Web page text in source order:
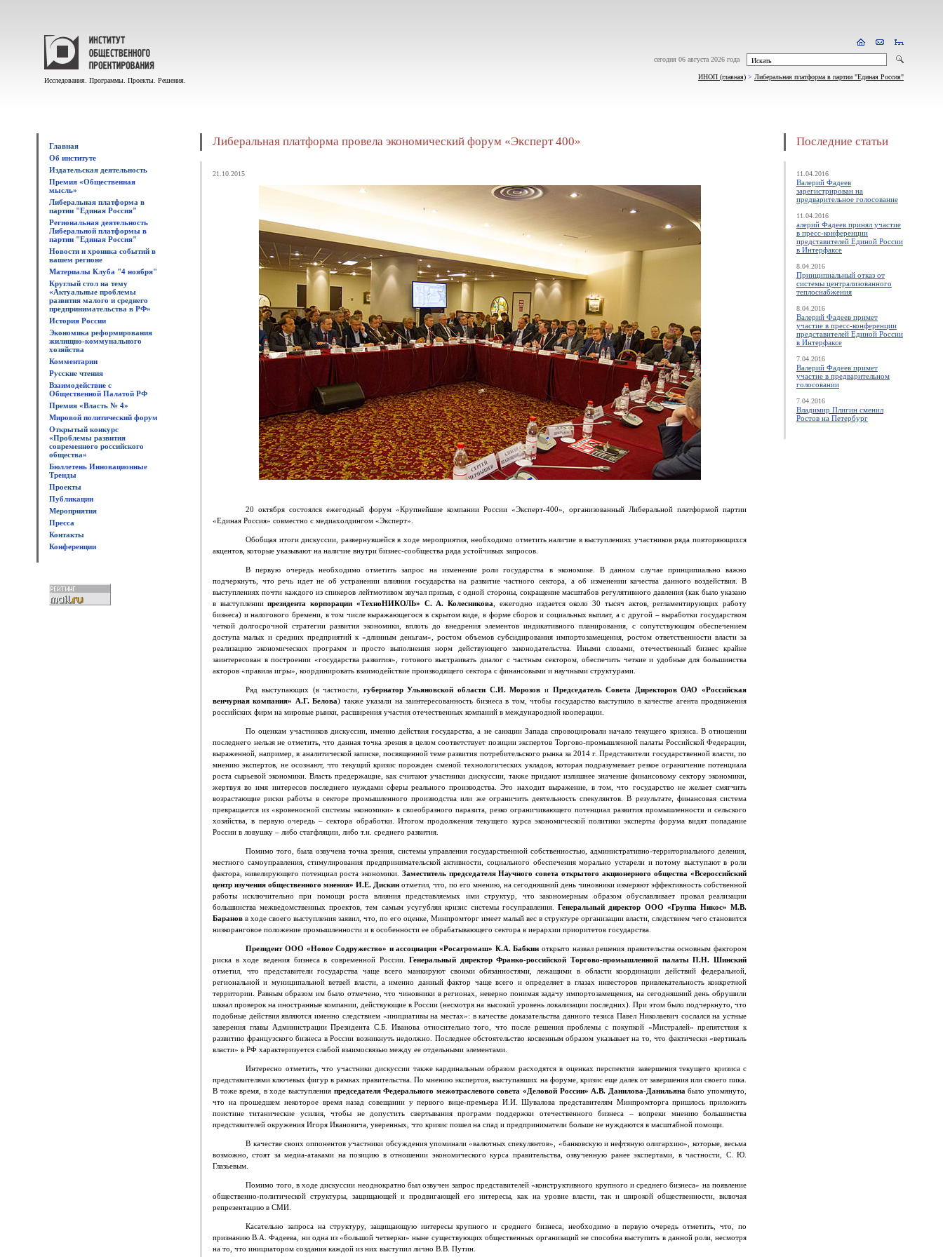
Исследования. Программы. Проекты. Решения.
сегодня 06 августа 2026 года
ИНОП (главная) > Либеральная платформа в партии "Единая Россия"
Главная
Об институте
Издательская деятельность
Премия «Общественная
мысль»
Либеральная платформа в
партии "Единая Россия"
Региональная деятельность
Либеральной платформы в
партии "Единая Россия"
Новости и хроника событий в
вашем регионе
Материалы Клуба "4 ноября"
Круглый стол на тему
«Актуальные проблемы
развития малого и среднего
предпринимательства в РФ»
История России
Экономика реформирования
жилищно-коммунального
хозяйства
Комментарии
Русские чтения
Взаимодействие с
Общественной Палатой РФ
Премия «Власть № 4»
Мировой политический форум
Открытый конкурс
«Проблемы развития
современного российского
общества»
Бюллетень Инновационные
Тренды
Проекты
Публикации
Мероприятия
Пресса
Контакты
Конференции
Либеральная платформа провела экономический форум «Эксперт 400»
21.10.2015
20 октября состоялся ежегодный форум «Крупнейшие компании России «Эксперт-400», организованный Либеральной платформой партии
«Единая Россия» совместно с медиахолдингом «Эксперт».
Обобщая итоги дискуссии, развернувшейся в ходе мероприятия, необходимо отметить наличие в выступлениях участников ряда повторяющихся
акцентов, которые указывают на наличие внутри бизнес-сообщества ряда устойчивых запросов.
В первую очередь необходимо отметить запрос на изменение роли государства в экономике. В данном случае принципиально важно
подчеркнуть, что речь идет не об устранении влияния государства на развитие частного сектора, а об изменении качества данного воздействия. В
выступлениях почти каждого из спикеров лейтмотивом звучал призыв, с одной стороны, сокращение масштабов регулятивного давления (как было указано
в выступлениипрезидента корпорации «ТехноНИКОЛЬ» С. А. Колесникова , ежегодно издается около 30 тысяч актов, регламентирующих работу
бизнеса) и налогового бремени, в том числе выражающегося в скрытом виде, в форме сборов и социальных выплат, а с другой – выработки государством
четкой долгосрочной стратегии развития экономики, вплоть до внедрения элементов индикативного планирования, с сопутствующим обеспечением
доступа малых и средних предприятий к «длинным деньгам», ростом объемов субсидирования импортозамещения, ростом ответственности власти за
реализацию экономических программ и просто выполнения норм действующего законодательства. Иными словами, отечественный бизнес крайне
заинтересован в построении «государства развития», готового выстраивать диалог с частным сектором, обеспечить четкие и удобные для большинства
акторов «правила игры», координировать взаимодействие производящего сектора с финансовыми и научными структурами.
Ряд выступающих (в частности, губернатор Ульяновской области С.И. Морозов и Председатель Совета Директоров ОАО «Российская
венчурная компания» А.Г. Белова) также указали на заинтересованность бизнеса в том, чтобы государство выступило в качестве агента продвижения
российских фирм на мировые рынки, расширения участия отечественных компаний в международной кооперации.
По оценкам участников дискуссии, именно действия государства, а не санкции Запада спровоцировали начало текущего кризиса. В отношении
последнего нельзя не отметить, что данная точка зрения в целом соответствует позиции экспертов Торгово-промышленной палаты Российской Федерации,
выраженной, например, в аналитической записке, посвященной теме развития потребительского рынка за 2014 г. Представители государственной власти, по
мнению экспертов, не осознают, что текущий кризис порожден сменой технологических укладов, которая подразумевает резкое ограничение потенциала
роста сырьевой экономики. Власть предержащие, как считают участники дискуссии, также придают излишнее значение финансовому сектору экономики,
жертвуя во имя интересов последнего нуждами сферы реального производства. Это находит выражение, в том, что государство не желает смягчить
возрастающие риски работы в секторе промышленного производства или же ограничить деятельность спекулянтов. В результате, финансовая система
превращается из «кровеносной системы экономики» в своеобразного паразита, резко ограничивающего потенциал развития промышленности и сельского
хозяйства, в первую очередь – сектора обработки. Итогом продолжения текущего курса экономической политики эксперты форума видят попадание
России в ловушку – либо стагфляции, либо т.н. среднего развития.
Помимо того, была озвучена точка зрения, системы управления государственной собственностью, административно-территориального деления,
местного самоуправления, стимулирования предпринимательской активности, социального обеспечения морально устарели и потому выступают в роли
фактора, нивелирующего потенциал роста экономики. Заместитель председателя Научного совета открытого акционерного общества «Всероссийский
центр изучения общественного мнения» И.Е. Дискин отметил, что, по его мнению, на сегодняшний день чиновники измеряют эффективность собственной
работы исключительно при помощи роста влияния представляемых ими структур, что закономерным образом обуславливает провал реализации
большинства межведомственных проектов, тем самым усугубляя кризис системы госуправления.Генеральный директор ООО «Группа Никос» М.В.
Баранов в ходе своего выступления заявил, что, по его оценке, Минпромторг имеет малый вес в структуре организации власти, следствием чего становится
низкоранговое положение промышленности и в особенности ее обрабатывающего сектора в иерархии приоритетов государства.
Президент ООО «Новое Содружество» и ассоциации «Росагромаш» К.А. Бабкин открыто назвал решения правительства основным фактором
риска в ходе ведения бизнеса в современной России.Генеральный директор Франко-российской Торгово-промышленной палаты П.Н. Шинский
отметил,
что представители государства чаще всего манкируют своими обязанностями, лежащими в области координации действий федеральной,
региональной и муниципальной ветвей власти, а именно данный фактор чаще всего и определяет в глазах инвесторов привлекательность конкретной
территории. Равным образом им было отмечено, что чиновники в регионах, неверно понимая задачу импортозамещения, на сегодняшний день обрушили
шквал проверок на иностранные компании, действующие в России (несмотря на высокий уровень локализации последних). При этом было подчеркнуто, что
подобные действия являются именно следствием «инициативы на местах»: в качестве доказательства данного тезиса Павел Николаевич сослался на устные
заверения главы Администрации Президента С.Б. Иванова относительно того, что после решения проблемы с покупкой «Мистралей» препятствия к
развитию французского бизнеса в России возникнуть недолжно. Последнее обстоятельство косвенным образом указывает на то, что фактически «вертикаль
власти» в РФ характеризуется слабой взаимосвязью между ее отдельными элементами.
Интересно отметить, что участники дискуссии также кардинальным образом расходятся в оценках перспектив завершения текущего кризиса с
представителями ключевых фигур в рамках правительства. По мнению экспертов, выступавших на форуме, кризис еще далек от завершения или своего пика.
В тоже время, в ходе выступления председателя Федерального межотраслевого совета «Деловой России» А.В. Данилова-Данильяна было упомянуто,
что на прошедшем некоторое время назад совещании у первого вице-премьера И.И. Шувалова представителям Минпромторга пришлось приложить
поистине титанические усилия, чтобы не допустить свертывания программ поддержки отечественного бизнеса – вопреки мнению большинства
представителей окружения Игоря Ивановича, уверенных, что кризис пошел на спад и предприниматели больше не нуждаются в масштабной помощи.
В качестве своих оппонентов участники обсуждения упоминали «валютных спекулянтов», «банковскую и нефтяную олигархию», которые, весьма
возможно, стоят за медиа-атаками на позицию в отношении экономического курса правительства, озвученную ранее экспертами, в частности, С. Ю.
Глазьевым.
Помимо того, в ходе дискуссии неоднократно был озвучен запрос представителей «конструктивного крупного и среднего бизнеса» на появление
общественно-политической структуры, защищающей и продвигающей его интересы, как на уровне власти, так и широкой общественности, включая
репрезентацию в СМИ.
Касательно запроса на структуру, защищающую интересы крупного и среднего бизнеса, необходимо в первую очередь отметить, что, по
признанию В.А. Фадеева, ни одна из «большой четверки» ныне существующих общественных организаций не способна выступить в данной роли, несмотря
на то, что инициатором создания каждой из них выступил лично В.В. Путин.
Последние статьи
11.04.2016
Валерий Фадеев
зарегистрирован на
предварительное голосование
11.04.2016
алерий Фадеев принял участие
в пресс-конференции
представителей Единой России
в Интерфаксе
8.04.2016
Принципиальный отказ от
системы централизованного
теплоснабжения
8.04.2016
Валерий Фадеев примет
участие в пресс-конференции
представителей Единой России
в Интерфаксе
7.04.2016
Валерий Фадеев примет
участие в предварительном
голосовании
7.04.2016
Владимир Плигин сменил
Ростов на Петербург